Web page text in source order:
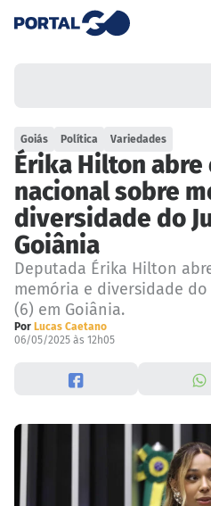
Goiás Política Variedades
Érika Hilton abre
nacional sobre
diversidade do
Goiânia
Deputada Érika Hilton
memória e diversidade
(6) em Goiânia.
Por Lucas Caetano
06/05/2025 às 12h05